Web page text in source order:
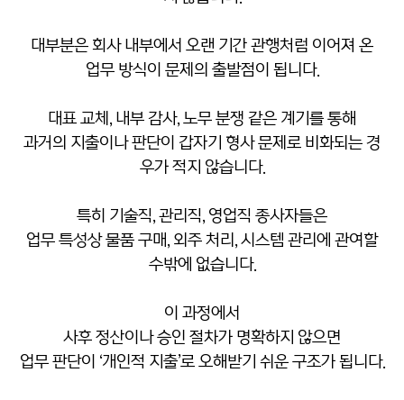
대부분은 회사 내부에서 오랜 기간 관행처럼 이어져 온
업무 방식이 문제의 출발점이 됩니다.
대표 교체, 내부 감사, 노무 분쟁 같은 계기를 통해
과거의 지출이나 판단이 갑자기 형사 문제로 비화되는 경
우가 적지 않습니다.
특히 기술직, 관리직, 영업직 종사자들은
업무 특성상 물품 구매, 외주 처리, 시스템 관리에 관여할
수밖에 없습니다.
이 과정에서
사후 정산이나 승인 절차가 명확하지 않으면
업무 판단이 ‘개인적 지출’로 오해받기 쉬운 구조가 됩니다.